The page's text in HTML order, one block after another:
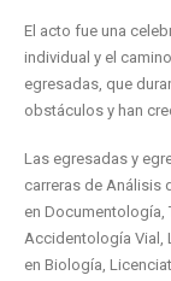
El acto fue una
individual y el
egresadas, que
obstáculos y han
Las egresadas y
carreras de Análisis
en Documentología,
Accidentología Vial,
en Biología,